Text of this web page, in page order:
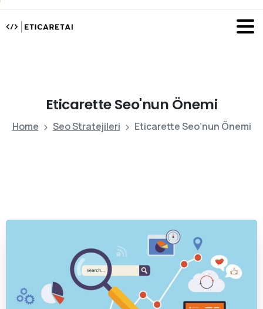
EticaretteSeo'nun Önemi
Home Seo Stratejileri Eticarette Seo’nun Önemi